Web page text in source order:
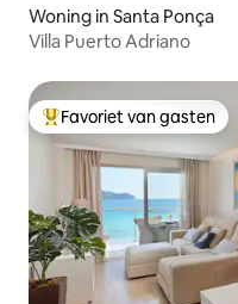
Woning in Santa Ponça
Villa Puerto Adriano
Topfavoriet van gasten
Favoriet van gasten